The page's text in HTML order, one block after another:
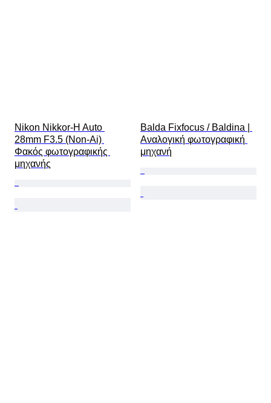
Nikon Nikkor-H Auto
28mm F3.5 (Non-Ai)
Φακός φωτογραφικής
μηχανής
Balda Fixfocus / Baldina |
Αναλογική φωτογραφική
μηχανή